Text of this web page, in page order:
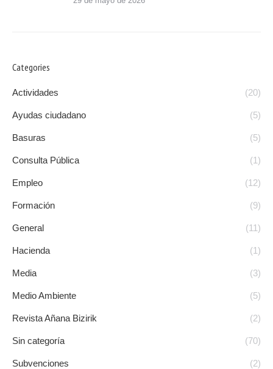
Categories
Actividades (20)
Ayudas ciudadano (5)
Basuras (5)
Consulta Pública (1)
Empleo (12)
Formación (9)
General (11)
Hacienda (1)
Media (3)
Medio Ambiente (5)
Revista Añana Bizirik (2)
Sin categoría (70)
Subvenciones (2)